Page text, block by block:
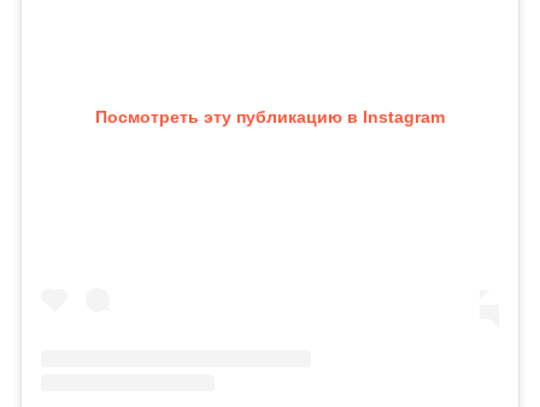
Посмотреть эту публикацию в Instagram